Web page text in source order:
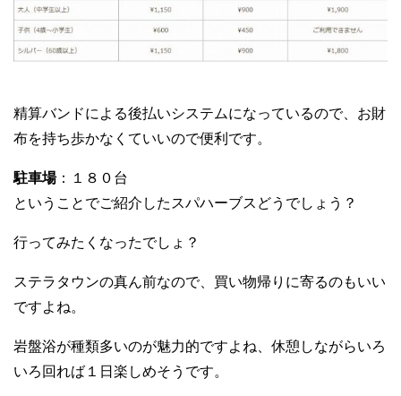
精算バンドによる後払いシステムになっているので、お財
布を持ち歩かなくていいので便利です。
駐車場：１８０台
ということでご紹介したスパハーブスどうでしょう？
行ってみたくなったでしょ？
ステラタウンの真ん前なので、買い物帰りに寄るのもいい
ですよね。
岩盤浴が種類多いのが魅力的ですよね、休憩しながらいろ
いろ回れば１日楽しめそうです。